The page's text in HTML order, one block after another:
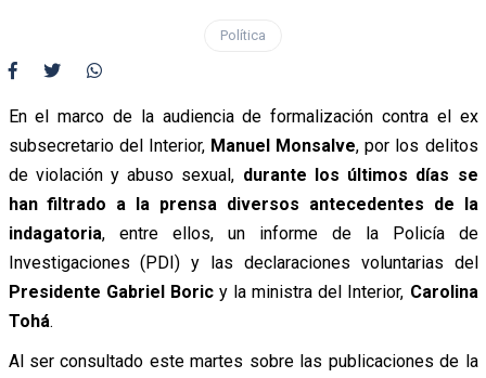
Política
En el marco de la audiencia de formalización contra el ex
subsecretario del Interior, Manuel Monsalve, por los delitos
de violación y abuso sexual, durante los últimos días se
han filtrado a la prensa diversos antecedentes de la
indagatoria, entre ellos, un informe de la Policía de
Investigaciones (PDI) y las declaraciones voluntarias del
Presidente Gabriel Boricy la ministra del Interior, Carolina
Tohá.
Al ser consultado este martes sobre las publicaciones de la